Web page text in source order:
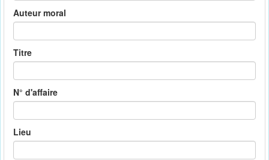
Auteur moral
Titre
N° d'affaire
Lieu